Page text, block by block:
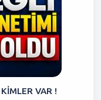
VAR !